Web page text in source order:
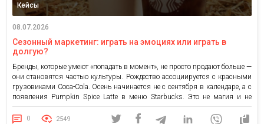
Кейсы
08.07.2026
Сезонный маркетинг: играть на эмоциях или играть в
долгую?
Бренды, которые умеют «попадать в момент», не просто продают больше —
они становятся частью культуры. Рождество ассоциируется с красными
грузовиками Coca-Cola. Осень начинается не с сентября в календаре, а с
появления Pumpkin Spice Latte в меню Starbucks. Это не магия и не
везение — это результат годами выстроенной стратегии вокруг простой
идеи: люди живут во […]
0 2549